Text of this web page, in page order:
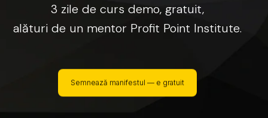
3 zile de curs demo, gratuit,
alături de un mentor Profit Point Institute.
Semnează manifestul — e gratuit